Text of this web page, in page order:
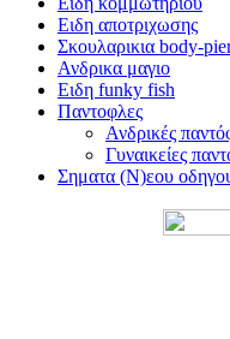
Ειδη αποτριχωσης
Σκουλαρικια body-
Ανδρικα μαγιο
Ειδη funky fish
Παντοφλες
Ανδρικές
Γυναικείες
Σηματα (Ν)εου